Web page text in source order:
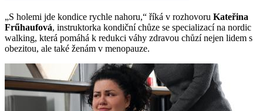
„S holemi jde kondice rychle nahoru,“ říká v rozhovoru Kateřina
Frűhaufová, instruktorka kondiční chůze se specializací na nordic
walking, která pomáhá k redukci váhy zdravou chůzí nejen lidem s
obezitou, ale také ženám v menopauze.